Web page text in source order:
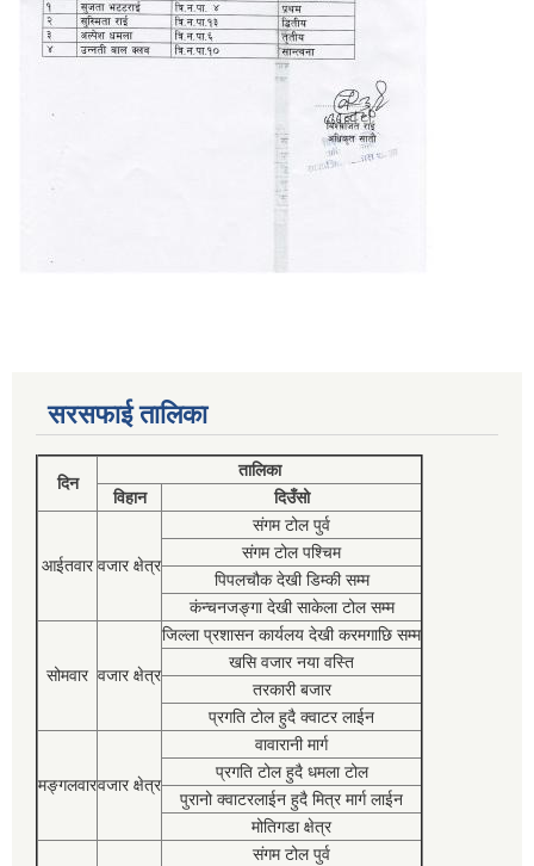
सरसफाई तालिका
दिन
तालिका
विहान
दिउँसो
आईतवार वजार क्षेत्र
संगम टोल पुर्व
संगम टोल पश्चिम
पिपलचौक देखी डिम्की सम्म
कंन्चनजङ्गा देखी साकेला टोल सम्म
सोमवार वजार क्षेत्र
जिल्ला प्रशासन कार्यलय देखी करमगाछि सम्म
खसि वजार नया वस्ति
तरकारी बजार
प्रगति टोल हुदै क्वाटर लाईन
मङ्गलवारवजार क्षेत्र
वावारानी मार्ग
प्रगति टोल हुदै धमला टोल
पुरानो क्वाटरलाईन हुदै मित्र मार्ग लाईन
मोतिगडा क्षेत्र
संगम टोल पुर्व